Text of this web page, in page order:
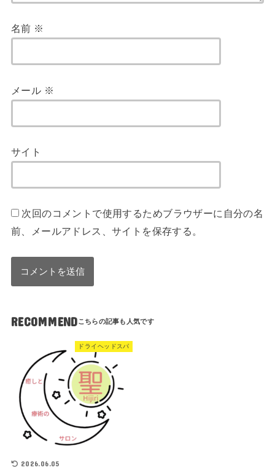
名前 ※
メール ※
サイト
次回のコメントで使用するためブラウザーに自分の名
前、メールアドレス、サイトを保存する。
RECOMMEND
ドライヘッドスパ
2026.06.05